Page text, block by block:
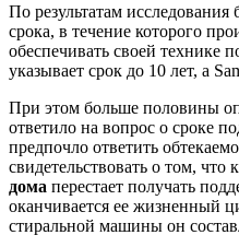
По результатам
срока, в течение которого
обеспечивать своей технике
указывает срок до 10 лет, а
При этом больше половины
ответило на вопрос о сроке
предпочло ответить
свидетельствовать о том, что
дома перестает получать
оканчивается ее жизненный
стиральной машины он